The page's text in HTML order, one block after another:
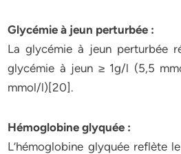
Glycémie à jeun perturbée :
La glycémie à jeun perturbée
glycémie à jeun ≥ 1g/l (5,5
mmol/l)[20].
Hémoglobine glyquée :
L’hémoglobine glyquée reflète